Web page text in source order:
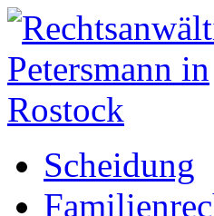
Scheidung